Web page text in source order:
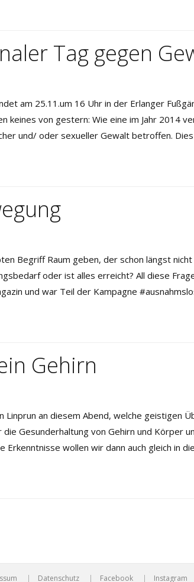
Tag gegen
am 25.11.um 16 Uhr in der Erlanger
keines von gestern: Wie eine im Jahr 2014
und/ oder sexueller Gewalt betroffen.
Begriff Raum geben, der schon längst
oder ist alles erreicht? All diese
und war Teil der Kampagne
Gehirn
an diesem Abend, welche geistigen
Gesunderhaltung von Gehirn und Körper
wollen wir dann auch gleich in
Datenschutz Facebook Instagram